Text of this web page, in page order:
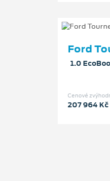
1.0
Cenové
207 964 Kč